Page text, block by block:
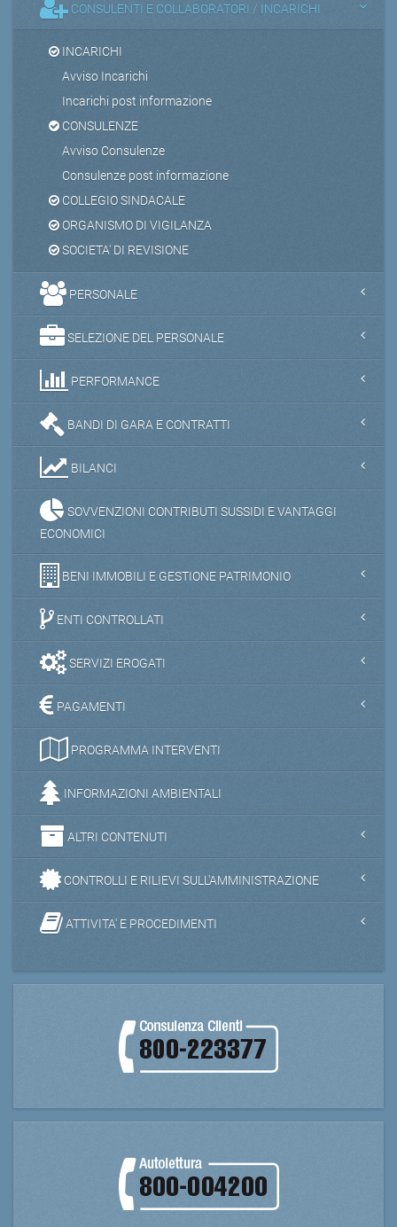
CONSULENTI E COLLABORATORI / INCARICHI
INCARICHI
Avviso Incarichi
Incarichi post informazione
CONSULENZE
Avviso Consulenze
Consulenze post informazione
COLLEGIO SINDACALE
ORGANISMO DI VIGILANZA
SOCIETA' DI REVISIONE
PERSONALE
SELEZIONE DEL PERSONALE
PERFORMANCE
BANDI DI GARA E CONTRATTI
BILANCI
SOVVENZIONI CONTRIBUTI SUSSIDI E VANTAGGI
ECONOMICI
BENI IMMOBILI E GESTIONE PATRIMONIO
ENTI CONTROLLATI
SERVIZI EROGATI
PAGAMENTI
PROGRAMMA INTERVENTI
INFORMAZIONI AMBIENTALI
ALTRI CONTENUTI
CONTROLLI E RILIEVI SULL'AMMINISTRAZIONE
ATTIVITA' E PROCEDIMENTI